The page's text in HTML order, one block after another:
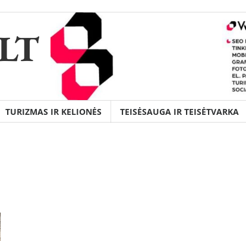
TURIZMAS IR KELIONĖS TEISĖSAUGA IR TEISĖTVARKA